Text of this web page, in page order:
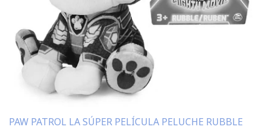
PAW PATROL LA SÚPER PELÍCULA PELUCHE RUBBLE